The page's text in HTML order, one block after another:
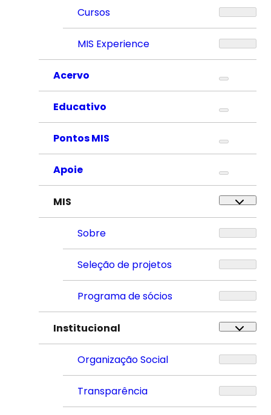
Cursos
MIS Experience
Acervo
Educativo
Pontos MIS
Apoie
MIS
Sobre
Seleção de projetos
Programa de sócios
Institucional
Organização Social
Transparência